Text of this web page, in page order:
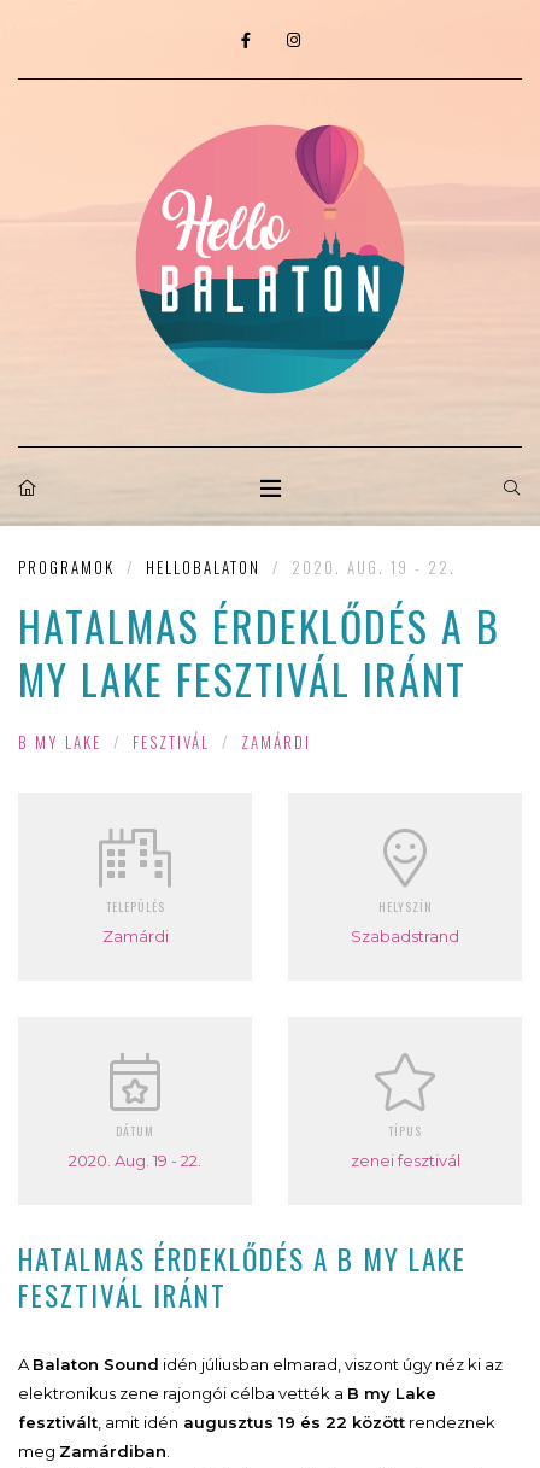
PROGRAMOK / HELLOBALATON / 2020. AUG. 19 - 22.
HATALMAS ÉRDEKLŐDÉS A B
MY LAKE FESZTIVÁL IRÁNT
B MY LAKE / FESZTIVÁL / ZAMÁRDI
TELEPÜLÉS
Zamárdi
HELYSZÍN
Szabadstrand
DÁTUM
2020. Aug. 19 - 22.
TÍPUS
zenei fesztivál
HATALMAS ÉRDEKLŐDÉS A B MY LAKE
FESZTIVÁL IRÁNT
A Balaton Sound idén júliusban elmarad, viszont úgy néz ki az
elektronikus zene rajongói célba vették a B my Lake
fesztivált , amit idén augusztus 19 és 22 között rendeznek
meg Zamárdiban